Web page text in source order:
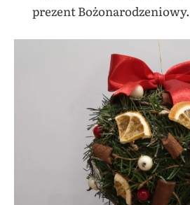
prezent Bożonarodzeniowy.